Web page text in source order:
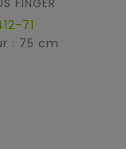
FINGER
71
: 75 cm